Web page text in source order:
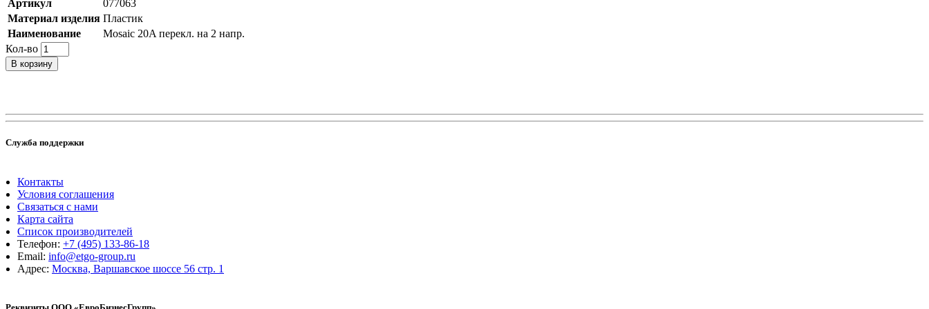
Артикул
077063
Материал изделия Пластик
Наименование
Mosaic 20A перекл. на 2 напр.
Кол-во
В корзину
Служба поддержки
Контакты
Условия соглашения
Связаться с нами
Карта сайта
Список производителей
Телефон: +7 (495) 133-86-18
Email: info@etgo-group.ru
Адрес: Москва, Варшавское шоссе 56 стр. 1